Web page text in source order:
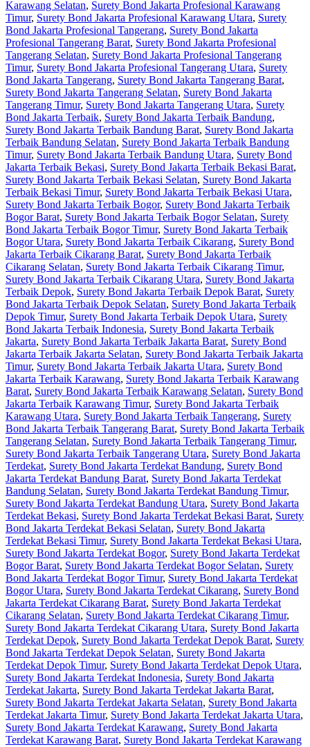
Karawang Selatan, Surety Bond Jakarta Profesional Karawang
Timur, Surety Bond Jakarta Profesional Karawang Utara, Surety
Bond Jakarta Profesional Tangerang, Surety Bond Jakarta
Profesional Tangerang Barat, Surety Bond Jakarta Profesional
Tangerang Selatan, Surety Bond Jakarta Profesional Tangerang
Timur, Surety Bond Jakarta Profesional Tangerang Utara, Surety
Bond Jakarta Tangerang, Surety Bond Jakarta Tangerang Barat,
Surety Bond Jakarta Tangerang Selatan, Surety Bond Jakarta
Tangerang Timur, Surety Bond Jakarta Tangerang Utara, Surety
Bond Jakarta Terbaik, Surety Bond Jakarta Terbaik Bandung,
Surety Bond Jakarta Terbaik Bandung Barat, Surety Bond Jakarta
Terbaik Bandung Selatan, Surety Bond Jakarta Terbaik Bandung
Timur, Surety Bond Jakarta Terbaik Bandung Utara, Surety Bond
Jakarta Terbaik Bekasi, Surety Bond Jakarta Terbaik Bekasi Barat,
Surety Bond Jakarta Terbaik Bekasi Selatan, Surety Bond Jakarta
Terbaik Bekasi Timur, Surety Bond Jakarta Terbaik Bekasi Utara,
Surety Bond Jakarta Terbaik Bogor, Surety Bond Jakarta Terbaik
Bogor Barat, Surety Bond Jakarta Terbaik Bogor Selatan, Surety
Bond Jakarta Terbaik Bogor Timur, Surety Bond Jakarta Terbaik
Bogor Utara, Surety Bond Jakarta Terbaik Cikarang, Surety Bond
Jakarta Terbaik Cikarang Barat, Surety Bond Jakarta Terbaik
Cikarang Selatan, Surety Bond Jakarta Terbaik Cikarang Timur,
Surety Bond Jakarta Terbaik Cikarang Utara, Surety Bond Jakarta
Terbaik Depok, Surety Bond Jakarta Terbaik Depok Barat, Surety
Bond Jakarta Terbaik Depok Selatan, Surety Bond Jakarta Terbaik
Depok Timur, Surety Bond Jakarta Terbaik Depok Utara, Surety
Bond Jakarta Terbaik Indonesia, Surety Bond Jakarta Terbaik
Jakarta, Surety Bond Jakarta Terbaik Jakarta Barat, Surety Bond
Jakarta Terbaik Jakarta Selatan, Surety Bond Jakarta Terbaik Jakarta
Timur, Surety Bond Jakarta Terbaik Jakarta Utara, Surety Bond
Jakarta Terbaik Karawang, Surety Bond Jakarta Terbaik Karawang
Barat, Surety Bond Jakarta Terbaik Karawang Selatan, Surety Bond
Jakarta Terbaik Karawang Timur, Surety Bond Jakarta Terbaik
Karawang Utara, Surety Bond Jakarta Terbaik Tangerang, Surety
Bond Jakarta Terbaik Tangerang Barat, Surety Bond Jakarta Terbaik
Tangerang Selatan, Surety Bond Jakarta Terbaik Tangerang Timur,
Surety Bond Jakarta Terbaik Tangerang Utara, Surety Bond Jakarta
Terdekat, Surety Bond Jakarta Terdekat Bandung, Surety Bond
Jakarta Terdekat Bandung Barat, Surety Bond Jakarta Terdekat
Bandung Selatan, Surety Bond Jakarta Terdekat Bandung Timur,
Surety Bond Jakarta Terdekat Bandung Utara, Surety Bond Jakarta
Terdekat Bekasi, Surety Bond Jakarta Terdekat Bekasi Barat, Surety
Bond Jakarta Terdekat Bekasi Selatan, Surety Bond Jakarta
Terdekat Bekasi Timur, Surety Bond Jakarta Terdekat Bekasi Utara,
Surety Bond Jakarta Terdekat Bogor, Surety Bond Jakarta Terdekat
Bogor Barat, Surety Bond Jakarta Terdekat Bogor Selatan, Surety
Bond Jakarta Terdekat Bogor Timur, Surety Bond Jakarta Terdekat
Bogor Utara, Surety Bond Jakarta Terdekat Cikarang, Surety Bond
Jakarta Terdekat Cikarang Barat, Surety Bond Jakarta Terdekat
Cikarang Selatan, Surety Bond Jakarta Terdekat Cikarang Timur,
Surety Bond Jakarta Terdekat Cikarang Utara, Surety Bond Jakarta
Terdekat Depok, Surety Bond Jakarta Terdekat Depok Barat, Surety
Bond Jakarta Terdekat Depok Selatan, Surety Bond Jakarta
Terdekat Depok Timur, Surety Bond Jakarta Terdekat Depok Utara,
Surety Bond Jakarta Terdekat Indonesia, Surety Bond Jakarta
Terdekat Jakarta, Surety Bond Jakarta Terdekat Jakarta Barat,
Surety Bond Jakarta Terdekat Jakarta Selatan, Surety Bond Jakarta
Terdekat Jakarta Timur, Surety Bond Jakarta Terdekat Jakarta Utara,
Surety Bond Jakarta Terdekat Karawang, Surety Bond Jakarta
Terdekat Karawang Barat, Surety Bond Jakarta Terdekat Karawang